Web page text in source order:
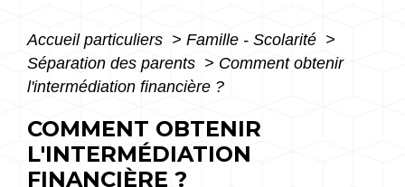
Accueil particuliers > Famille - Scolarité >
Séparation des parents > Comment obtenir
l'intermédiation financière ?
COMMENT OBTENIR
L'INTERMÉDIATION
FINANCIÈRE ?